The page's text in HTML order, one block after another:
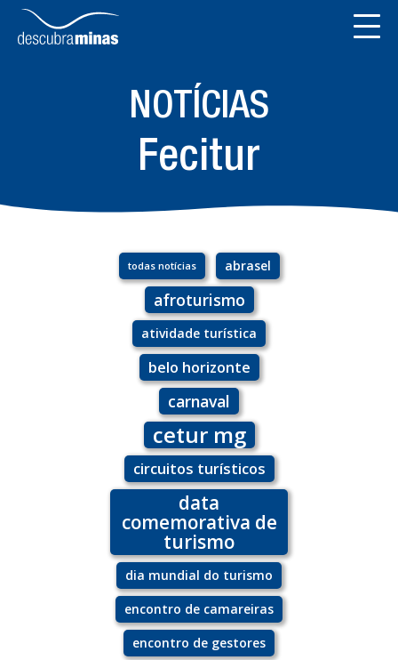
NOTÍCIAS
Fecitur
todas notícias abrasel
afroturismo
atividade turística
belo horizonte
carnaval
cetur mg
circuitos turísticos
data
comemorativa de
turismo
dia mundial do turismo
encontro de camareiras
encontro de gestores